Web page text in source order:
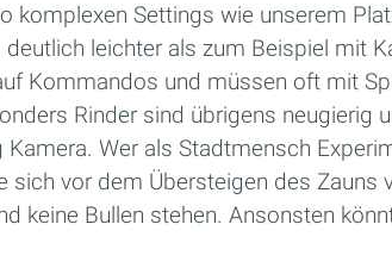
komplexen Settings wie unserem
leichter als zum Beispiel mit
Kommandos und müssen oft mit
Rinder sind übrigens neugierig
Kamera. Wer als Stadtmensch
sich vor dem Übersteigen des Zauns
keine Bullen stehen. Ansonsten